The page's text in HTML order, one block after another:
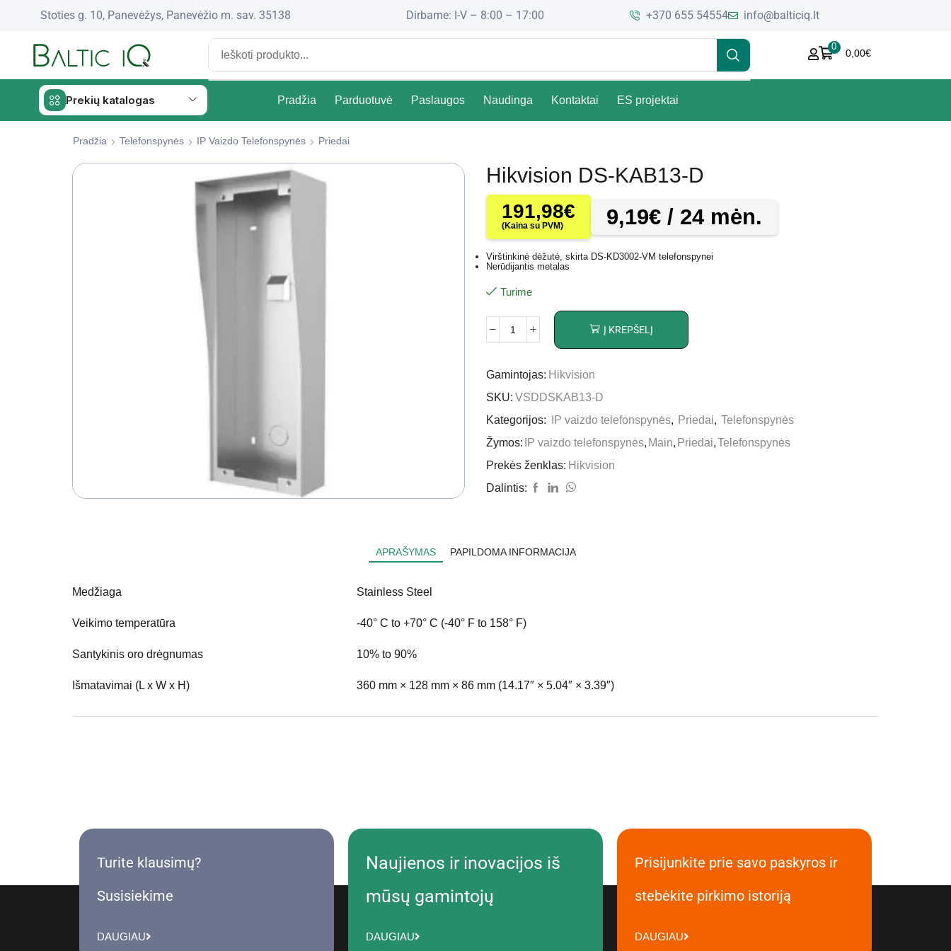
Stoties g. 10, Panevėžys, Panevėžio m. sav. 35138 Dirbame: I-V – 8:00 – 17:00 +370 655 54554 info@balticiq.lt
0
0,00€
Prekių katalogas Pradžia Parduotuvė Paslaugos Naudinga Kontaktai ES projektai
Pradžia Telefonspynės IP Vaizdo Telefonspynės Priedai
Hikvision DS-KAB13-D
191,98€
(Kaina su PVM) 9,19€ / 24 mėn.
Virštinkinė dėžutė, skirta DS-KD3002-VM telefonspynei
Nerūdijantis metalas
Turime
Į KREPŠELĮ
Gamintojas: Hikvision
SKU: VSDDSKAB13-D
Kategorijos:
IP vaizdo telefonspynės, Priedai, Telefonspynės
Žymos: IP vaizdo telefonspynės, Main, Priedai,Telefonspynės
Prekės ženklas: Hikvision
Dalintis:
APRAŠYMAS PAPILDOMA INFORMACIJA
Medžiaga Stainless Steel
Veikimo temperatūra -40° C to +70° C (-40° F to 158° F)
Santykinis oro drėgnumas 10% to 90%
Išmatavimai (L x W x H) 360 mm × 128 mm × 86 mm (14.17″ × 5.04″ × 3.39″)
Turite klausimų?
Susisiekime
DAUGIAU
Naujienos ir inovacijos iš
mūsų gamintojų
DAUGIAU
Prisijunkite prie savo paskyros ir
stebėkite pirkimo istoriją
DAUGIAU